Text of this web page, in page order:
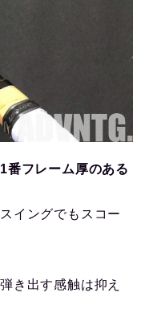
番フレーム厚のある
イングでもスコー
き出す感触は抑え